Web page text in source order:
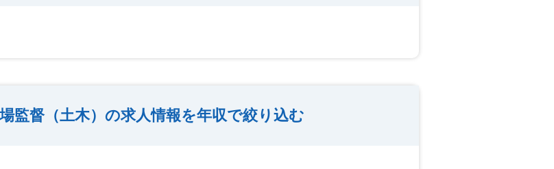
監督（土木）の求人情報を年収で絞り込む